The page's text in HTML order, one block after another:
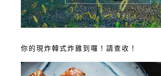
你的現炸韓式炸雞到囉！請查收！